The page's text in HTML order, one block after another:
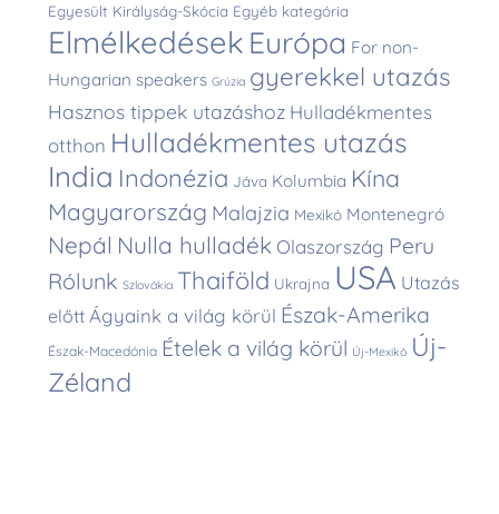
Egyesült Királyság-Skócia Egyéb kategória
Elmélkedések Európa For non-
Hungarian speakers Grúzia gyerekkel utazás
Hasznos tippek utazáshoz Hulladékmentes
otthon Hulladékmentes utazás
India Indonézia Jáva Kolumbia Kína
Magyarország Malajzia Mexikó Montenegró
Nepál Nulla hulladék Olaszország Peru
Rólunk Szlovákia Thaiföld Ukrajna USA Utazás
előtt Ágyaink a világ körül Észak-Amerika
Észak-Macedónia Ételek a világ körül Új-Mexikó Új-
Zéland